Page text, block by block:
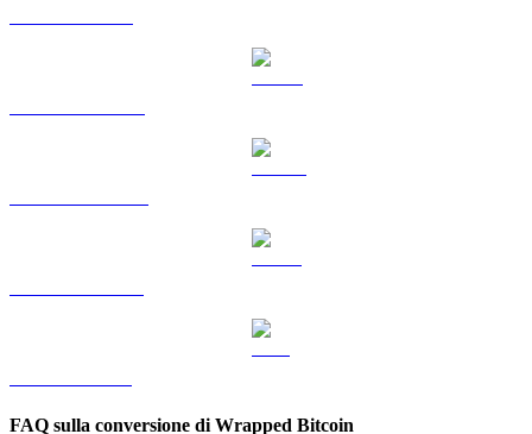
FAQ sulla conversione di Wrapped Bitcoin